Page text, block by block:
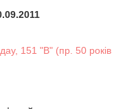
в сухих
захисту.
з’єднання, краще
стійкість до
болти
ДІН 961 з дрібним
151 "В" (пр. 50